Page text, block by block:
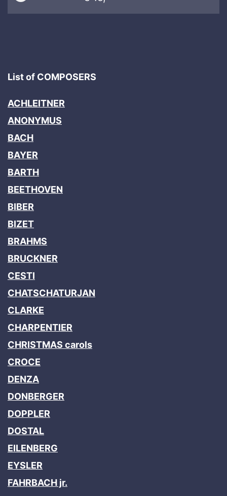
List of COMPOSERS
ACHLEITNER
ANONYMUS
BACH
BAYER
BARTH
BEETHOVEN
BIBER
BIZET
BRAHMS
BRUCKNER
CESTI
CHATSCHATURJAN
CLARKE
CHARPENTIER
CHRISTMAS carols
CROCE
DENZA
DONBERGER
DOPPLER
DOSTAL
EILENBERG
EYSLER
FAHRBACH jr.